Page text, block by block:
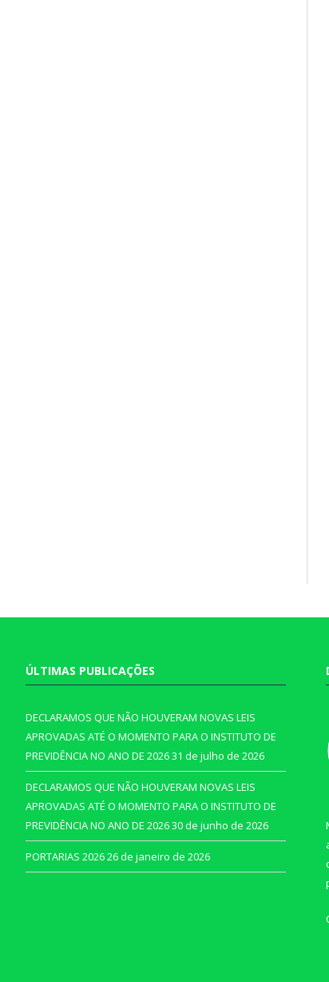
ÚLTIMAS PUBLICAÇÕES
DECLARAMOS QUE NÃO HOUVERAM NOVAS LEIS
APROVADAS ATÉ O MOMENTO PARA O INSTITUTO DE
PREVIDÊNCIA NO ANO DE 202631 de julho de 2026
DECLARAMOS QUE NÃO HOUVERAM NOVAS LEIS
APROVADAS ATÉ O MOMENTO PARA O INSTITUTO DE
PREVIDÊNCIA NO ANO DE 202630 de junho de 2026
PORTARIAS 202626 de janeiro de 2026